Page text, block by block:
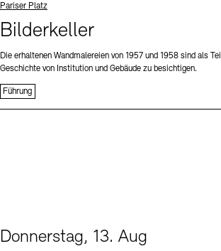
Standort
Pariser Platz
Bilderkeller
Die erhaltenen Wandmalereien von 1957 und 1958 sind als
Geschichte von Institution und Gebäude zu besichtigen.
Führung
Donnerstag, 13. Aug